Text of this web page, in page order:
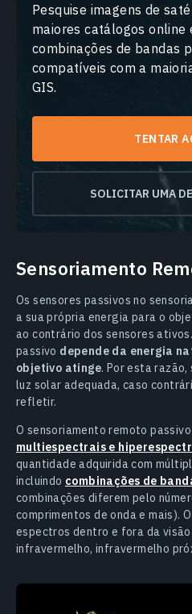
Pesquise imagens de
maiores catálogos online
combinações de bandas
compatíveis com a
GIS.
TENTAR
SOLICITAR UMA
Sensoriamento
Os sensores passivos no
a sua própria energia para o
ao contrário dos sensores
passivo depende da energia
objetivo atinge. Por esta
luz solar adequada, caso
refletir.
O sensoriamento remoto
multiespectrais e
quantidade adquirida com
incluindo combinações de
combinações diferem pelo
comprimentos de onda e mais).
espectros dentro e fora da visão
infravermelho, infravermelho